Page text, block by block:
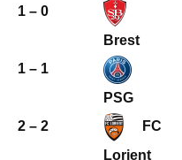
1 – 0
Brest
1 – 1
PSG
2 – 2
FC
Lorient